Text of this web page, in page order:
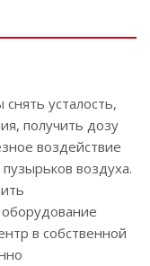
усталость,
получить дозу
воздействие
воздуха.
в собственной